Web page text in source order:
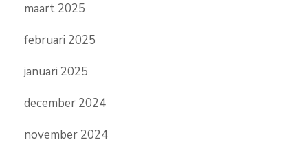
maart 2025
februari 2025
januari 2025
december 2024
november 2024